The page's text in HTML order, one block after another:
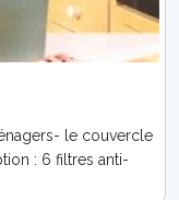
le couvercle
: 6 filtres anti-